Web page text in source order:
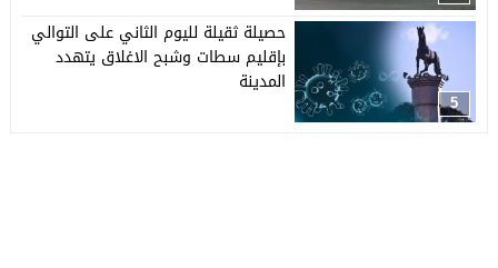
5
حصيلة ثقيلة لليوم الثاني على التوالي
بإقليم سطات وشبح الاغلاق يتهدد
المدينة